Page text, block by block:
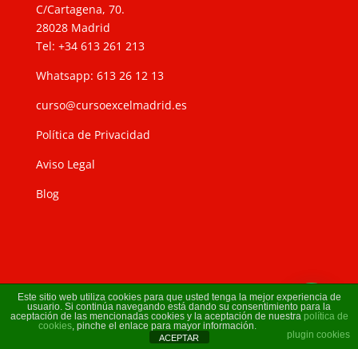
C/Cartagena, 70.
28028 Madrid
Tel: +34 613 261 213
Whatsapp: 613 26 12 13
curso@cursoexcelmadrid.es
Política de Privacidad
Aviso Legal
Blog
Este sitio web utiliza cookies para que usted tenga la mejor experiencia de
usuario. Si continúa navegando está dando su consentimiento para la
aceptación de las mencionadas cookies y la aceptación de nuestra política de
cookies, pinche el enlace para mayor información.
plugin cookies
ACEPTAR